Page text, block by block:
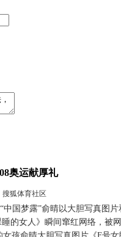
奥运献厚礼
搜狐体育社区
梦露”俞晴以大胆写真图片
睡的女人》瞬间窜红网络，被